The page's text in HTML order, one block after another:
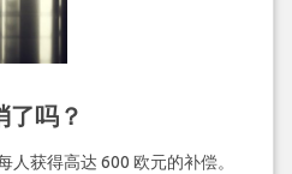
了吗？
获得高达 600 欧元的补偿。